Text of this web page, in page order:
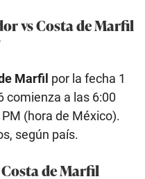
vs Costa de Marfil
Marfil por la fecha 1
comienza a las 6:00
(hora de México).
según país.
de Marfil